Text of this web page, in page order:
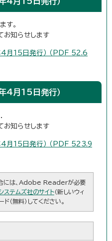
す。
お知らせします
4月15日発行） （PDF 52.6
4月15日発行）
お知らせします
4月15日発行） （PDF 523.9
には、Adobe Readerが必要
ステムズ社のサイト（新しいウィ
（無料）してください。